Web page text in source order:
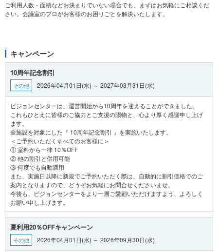
ご利用人数・面積などお決まりでいない場合でも、まずはお気軽にご相談くだ
さい。会議室のプロがお客様のお困りごとを解決いたします。
キャンペーン
10周年記念割引
その他 2026年04月01日(水) ～ 2027年03月31日(水)
ビジョンセンターは、運営開始から10周年を迎えることができました。
これもひとえに皆様のご協力とご支援の賜物と、心より厚く感謝申し上げ
ます。
全施設を対象にした『 10周年記念割引 』を実施いたします。
＜ご予約いただくすべてのお客様に＞
① 室料から一律 10％OFF
② 他の割引と併用可能
③ 何度でも自動適用
また、実施日以降に新規でご予約いただく際は、自動的に割引価格でのご
案内となりますので、どうぞお気軽にお問合せくださいませ。
今後も、ビジョンセンターをより一層ご愛顧いただけますよう、よろしく
夏利用20％OFFキャンペーン
その他 2026年04月01日(水) ～ 2026年09月30日(水)